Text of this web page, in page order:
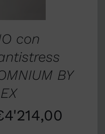
con
BY
4'214,00